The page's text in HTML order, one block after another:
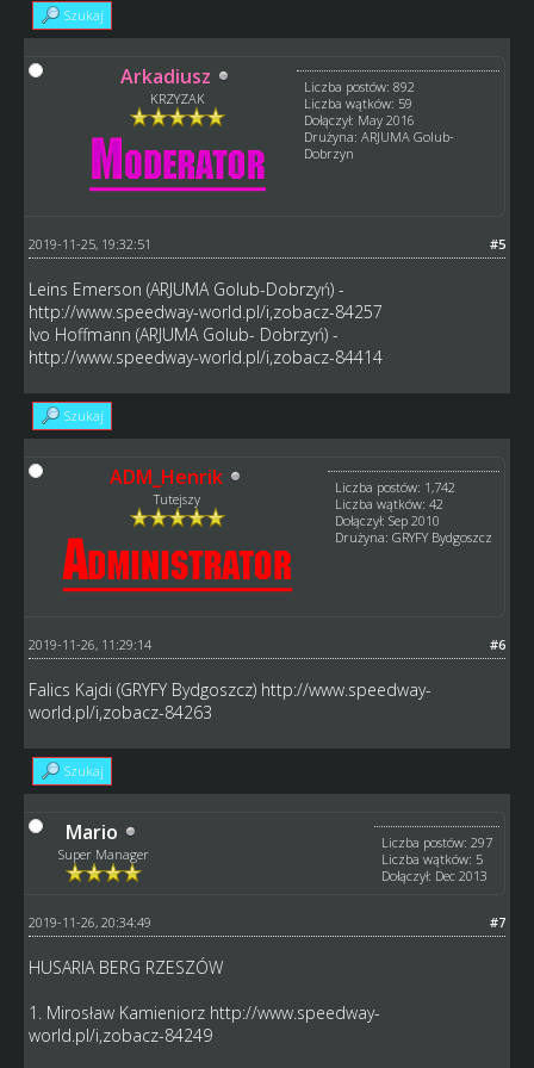
Szukaj
Arkadiusz
KRZYZAK
Liczba postów: 892
Liczba wątków: 59
Dołączył: May 2016
Drużyna: ARJUMA Golub-
Dobrzyn
#5
2019-11-25, 19:32:51
Leins Emerson (ARJUMA Golub-Dobrzyń) -
http://www.speedway-world.pl/i,zobacz-84257
Ivo Hoffmann (ARJUMA Golub- Dobrzyń) -
http://www.speedway-world.pl/i,zobacz-84414
Szukaj
ADM_Henrik
Tutejszy
Liczba postów: 1,742
Liczba wątków: 42
Dołączył: Sep 2010
Drużyna: GRYFY Bydgoszcz
#6
2019-11-26, 11:29:14
Falics Kajdi (GRYFY Bydgoszcz) http://www.speedway-
world.pl/i,zobacz-84263
Szukaj
Mario
Super Manager
Liczba postów: 297
Liczba wątków: 5
Dołączył: Dec 2013
#7
2019-11-26, 20:34:49
HUSARIA BERG RZESZÓW
1. Mirosław Kamieniorz http://www.speedway-
world.pl/i,zobacz-84249